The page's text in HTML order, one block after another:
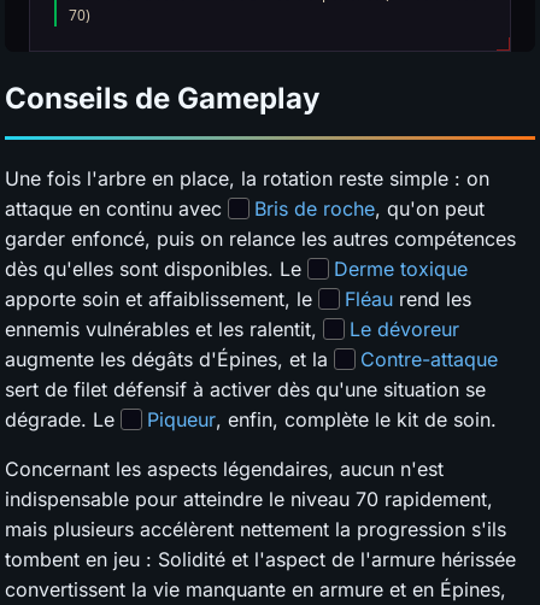
Conseils de Gameplay
Une fois l'arbre en place, la rotation reste simple : on
attaque en continu avec
Bris de roche, qu'on peut
garder enfoncé, puis on relance les autres compétences
dès qu'elles sont disponibles. Le
Derme toxique
apporte soin et affaiblissement, le
Fléau rend les
ennemis vulnérables et les ralentit,
Le dévoreur
augmente les dégâts d'Épines, et la
Contre-attaque
sert de filet défensif à activer dès qu'une situation se
dégrade. Le
Piqueur, enfin, complète le kit de soin.
Concernant les aspects légendaires, aucun n'est
indispensable pour atteindre le niveau 70 rapidement,
mais plusieurs accélèrent nettement la progression s'ils
tombent en jeu : Solidité et l'aspect de l'armure hérissée
convertissent la vie manquante en armure et en Épines,